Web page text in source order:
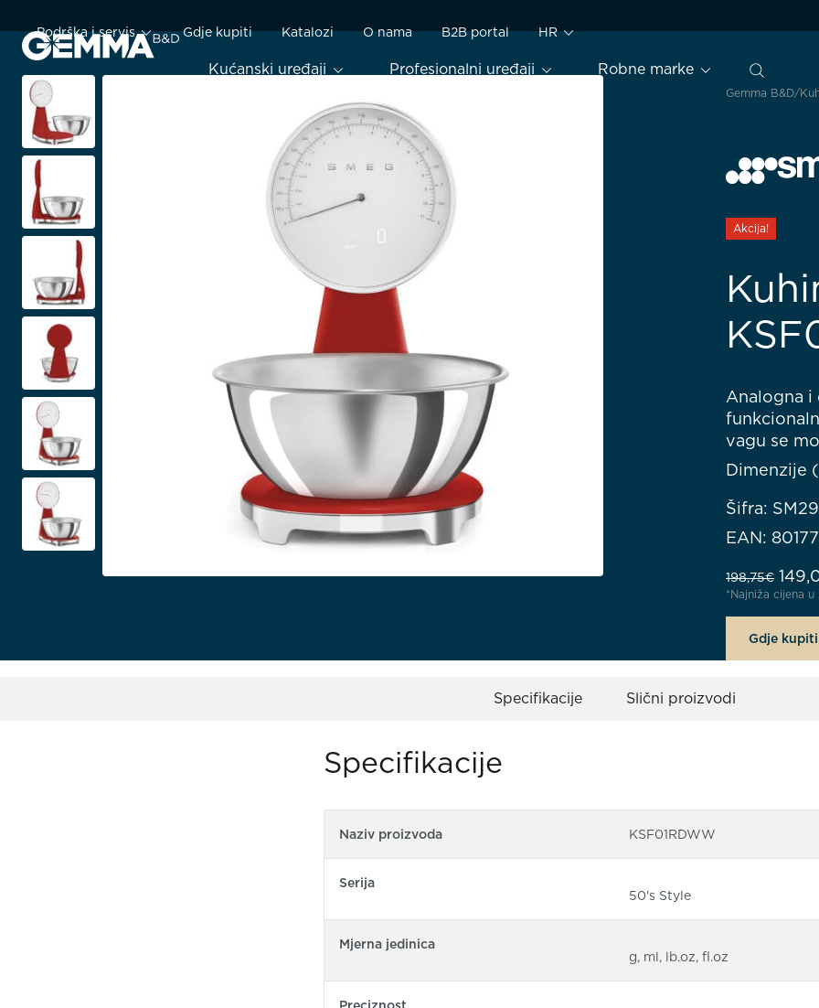
Kućanski uređaji Profesionalni uređaji Robne marke
Podrška i servis Gdje kupiti Katalozi O nama B2B portal HR
Gemma B&D
Akcija!
Analogna i
vagu se
Dimenzije
Šifra:
EAN:
198,75€
*Najniža cijena
Gdje kupiti
Specifikacije Slični proizvodi
Specifikacije
Naziv proizvoda KSF01RDWW
Serija
50's Style
Mjerna jedinica
g, ml, lb.oz, fl.oz
Preciznost